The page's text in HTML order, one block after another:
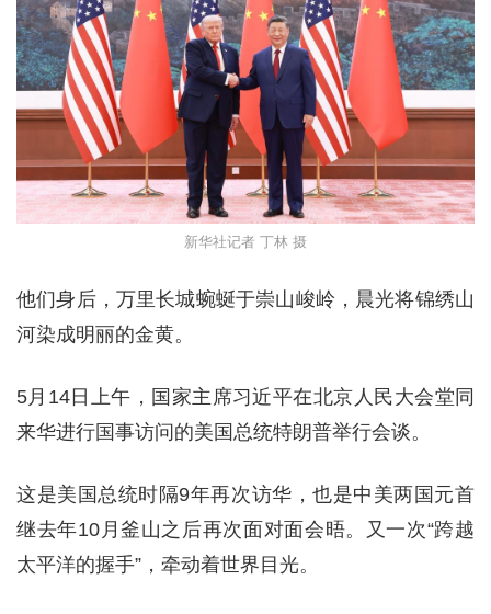
新华社记者 丁林 摄
他们身后，万里长城蜿蜒于崇山峻岭，晨光将锦绣山
河染成明丽的金黄。
5月14日上午，国家主席习近平在北京人民大会堂同
来华进行国事访问的美国总统特朗普举行会谈。
这是美国总统时隔9年再次访华，也是中美两国元首
继去年10月釜山之后再次面对面会晤。又一次“跨越
太平洋的握手”，牵动着世界目光。